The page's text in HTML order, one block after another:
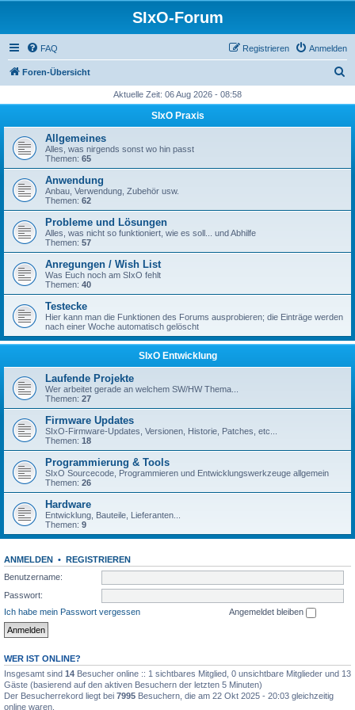
SIxO-Forum
FAQ Anmelden
Registrieren
Foren-Übersicht
h
Aktuelle Zeit: 06 Aug 2026 - 08:58
SIxO Praxis
Allgemeines
Alles, was nirgends sonst wo hin passt
Themen: 65
Anwendung
Anbau, Verwendung, Zubehör usw.
Themen: 62
Probleme und Lösungen
Alles, was nicht so funktioniert, wie es soll... und Abhilfe
Themen: 57
Anregungen / Wish List
Was Euch noch am SIxO fehlt
Themen: 40
Testecke
Hier kann man die Funktionen des Forums ausprobieren; die Einträge werden
nach einer Woche automatisch gelöscht
SIxO Entwicklung
Laufende Projekte
Wer arbeitet gerade an welchem SW/HW Thema...
Themen: 27
Firmware Updates
SIxO-Firmware-Updates, Versionen, Historie, Patches, etc...
Themen: 18
Programmierung & Tools
SIxO Sourcecode, Programmieren und Entwicklungswerkzeuge allgemein
Themen: 26
Hardware
Entwicklung, Bauteile, Lieferanten...
Themen: 9
ANMELDEN • REGISTRIEREN
Benutzername:
Passwort:
Ich habe mein Passwort vergessen
Angemeldet bleiben
WER IST ONLINE?
Insgesamt sind 14 Besucher online :: 1 sichtbares Mitglied, 0 unsichtbare Mitglieder und 13
Gäste (basierend auf den aktiven Besuchern der letzten 5 Minuten)
Der Besucherrekord liegt bei 7995 Besuchern, die am 22 Okt 2025 - 20:03 gleichzeitig
online waren.